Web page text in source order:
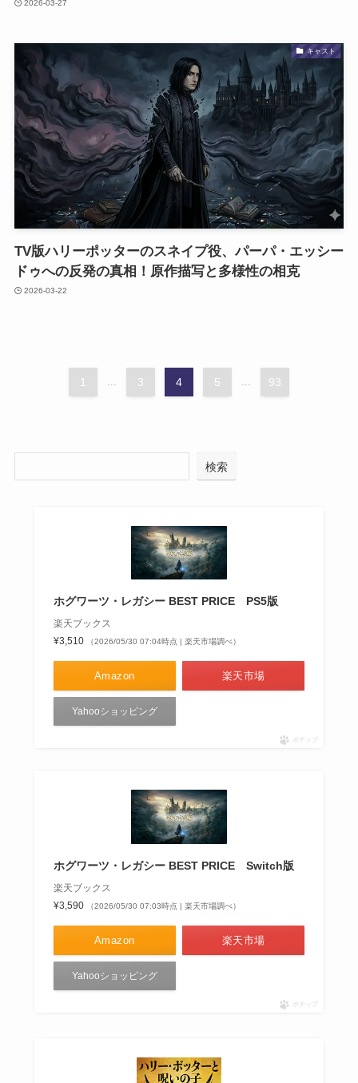
2026-03-27
キャスト
TV版ハリーポッターのスネイプ役、パーパ・エッシー
ドゥへの反発の真相！原作描写と多様性の相克
2026-03-22
1 3 4 5 93
検索
ホグワーツ・レガシー BEST PRICE PS5版
楽天ブックス
¥3,510
（2026/05/30 07:04時点 | 楽天市場調べ）
Amazon 楽天市場
Yahooショッピング
ポチップ
ホグワーツ・レガシー BEST PRICE Switch版
楽天ブックス
¥3,590
（2026/05/30 07:03時点 | 楽天市場調べ）
Amazon 楽天市場
Yahooショッピング
ポチップ